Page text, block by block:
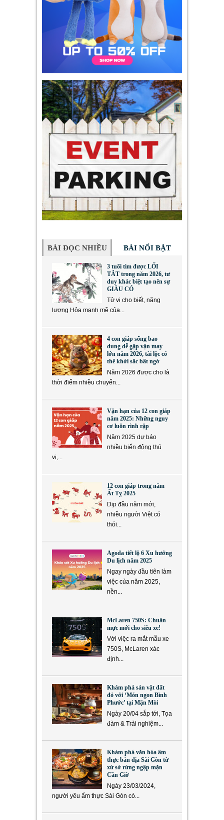
BÀI ĐỌC NHIỀU BÀI NỔI BẬT
3 tuổi tìm được LỐI
TẮT trong năm 2026, tư
duy khác biệt tạo nên sự
GIÀU CÓ
Tử vi cho biết, năng
lượng Hỏa mạnh mẽ của...
4 con giáp sống bao
dung dễ gặp vận may
lớn năm 2026, tài lộc có
thể khởi sắc bất ngờ
Năm 2026 được cho là
thời điểm nhiều chuyển...
Vận hạn của 12 con giáp
năm 2025: Những nguy
cơ luôn rình rập
Năm 2025 dự báo
nhiều biến động thú
vị,...
12 con giáp trong năm
Ất Tỵ 2025
Dịp đầu năm mới,
nhiều người Việt có
thói...
Agoda tiết lộ 6 Xu hướng
Du lịch năm 2025
Ngay ngày đầu tiên làm
việc của năm 2025,
nền...
McLaren 750S: Chuẩn
mực mới cho siêu xe!
Với việc ra mắt mẫu xe
750S, McLaren xác
định...
Khám phá sản vật đất
đỏ với ‘Món ngon Bình
Phước’ tại Mặn Mòi
Ngày 20/04 sắp tới, Tọa
đàm & Trải nghiệm...
Khám phá văn hóa ẩm
thực bản địa Sài Gòn từ
xứ sở rừng ngập mặn
Cần Giờ
Ngày 23/03/2024,
người yêu ẩm thực Sài Gòn có...